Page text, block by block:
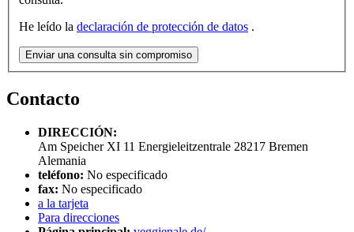
He leído la declaración de protección de datos .
Enviar una consulta sin compromiso
Contacto
DIRECCIÓN:
Am Speicher XI 11 Energieleitzentrale 28217 Bremen
Alemania
teléfono: No especificado
fax: No especificado
a la tarjeta
Para direcciones